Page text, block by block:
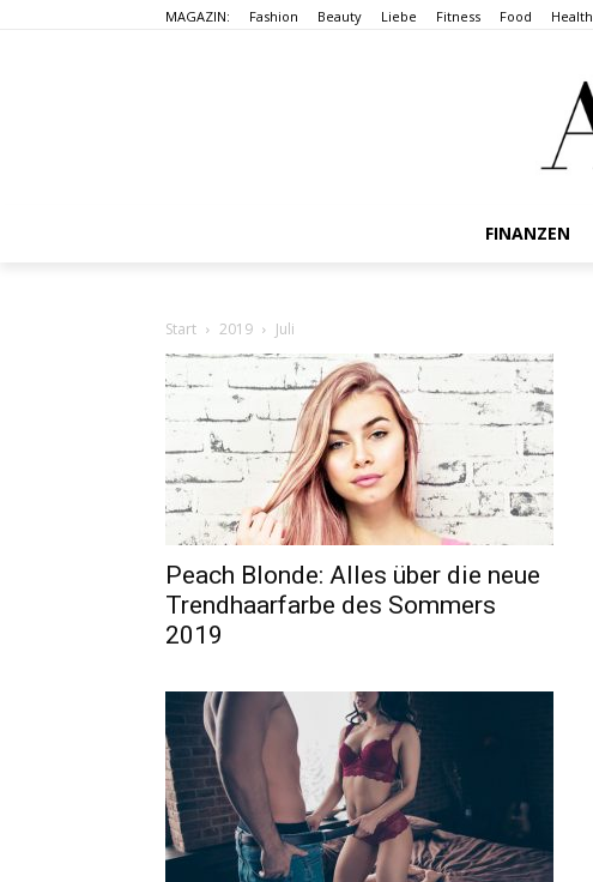
MAGAZIN: Fashion Beauty Liebe Fitness Food Health
FINANZEN
Start 2019 Juli
Peach Blonde: Alles über die neue
Trendhaarfarbe des Sommers
2019